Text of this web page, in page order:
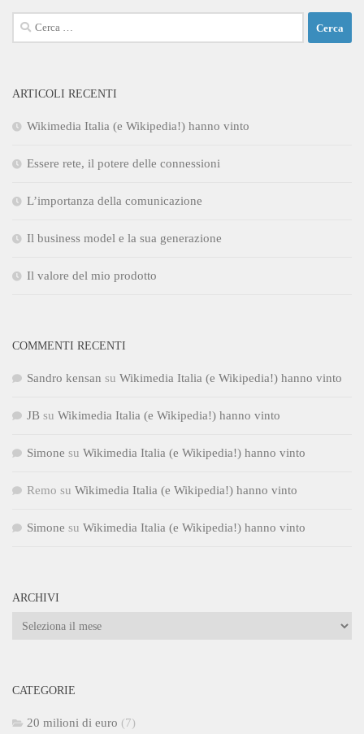
Ricerca
per:
ARTICOLI RECENTI
Wikimedia Italia (e Wikipedia!) hanno vinto
Essere rete, il potere delle connessioni
L’importanza della comunicazione
Il business model e la sua generazione
Il valore del mio prodotto
COMMENTI RECENTI
Sandro kensan su Wikimedia Italia (e Wikipedia!) hanno vinto
JB su Wikimedia Italia (e Wikipedia!) hanno vinto
Simone su Wikimedia Italia (e Wikipedia!) hanno vinto
Remo su Wikimedia Italia (e Wikipedia!) hanno vinto
Simone su Wikimedia Italia (e Wikipedia!) hanno vinto
ARCHIVI
Archivi
CATEGORIE
20 milioni di euro (7)